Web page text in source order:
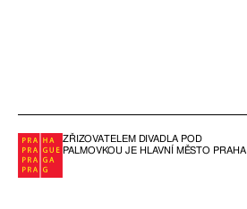
ZŘIZOVATELEM DIVADLA POD
PALMOVKOU JE HLAVNÍ MĚSTO PRAHA